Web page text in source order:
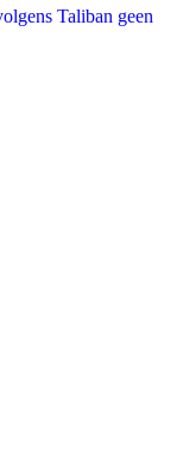
Taliban geen